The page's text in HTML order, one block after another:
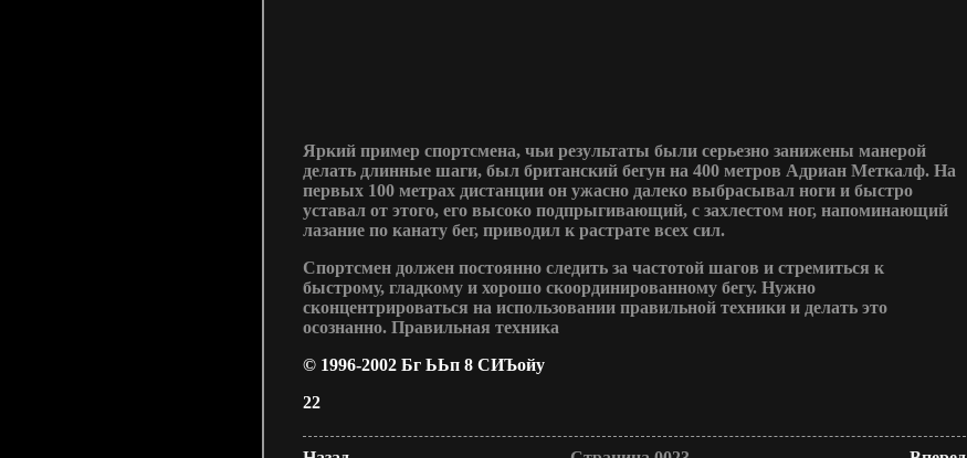
Яркий пример спортсмена, чьи результаты были серьезно занижены манерой
делать длинные шаги, был британский бегун на 400 метров Адриан Меткалф. На
первых 100 метрах дистанции он ужасно далеко выбрасывал ноги и быстро
уставал от этого, его высоко подпрыгивающий, с захлестом ног, напоминающий
лазание по канату бег, приводил к растрате всех сил.
Спортсмен должен постоянно следить за частотой шагов и стремиться к
быстрому, гладкому и хорошо скоординированному бегу. Нужно
сконцентрироваться на использовании правильной техники и делать это
осознанно. Правильная техника
© 1996-2002 Бг ЬЬп 8 СИЪойу
22